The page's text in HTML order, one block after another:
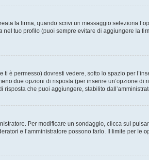
la firma, quando scrivi un messaggio seleziona
nel tuo profilo (puoi sempre evitare di aggiungere la
è permesso) dovresti vedere, sotto lo spazio per
due opzioni di risposta (per inserire un’opzione di
che puoi aggiungere, stabilito
Per modificare un sondaggio, clicca sul
e l’amministratore possono farlo. Il limite per le